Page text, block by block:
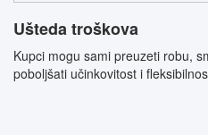
Ušteda troškova
Kupci mogu sami preuzeti robu,
poboljšati učinkovitost i